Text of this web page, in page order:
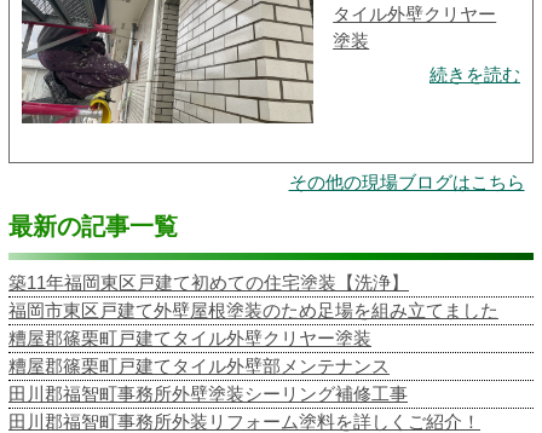
タイル外壁クリヤー
塗装
続きを読む
その他の現場ブログはこちら
最新の記事一覧
築11年福岡東区戸建て初めての住宅塗装【洗浄】
福岡市東区戸建て外壁屋根塗装のため足場を組み立てました
糟屋郡篠栗町戸建てタイル外壁クリヤー塗装
糟屋郡篠栗町戸建てタイル外壁部メンテナンス
田川郡福智町事務所外壁塗装シーリング補修工事
田川郡福智町事務所外装リフォーム塗料を詳しくご紹介！